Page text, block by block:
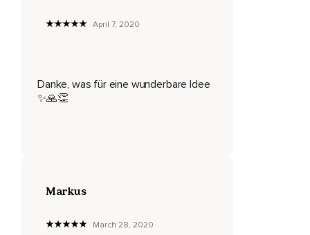
Du weißt,
Du bist bereit für jede Aufgabe.
Du bist bereit,
April 7, 2020
Danke, was für eine wunderbare Idee
✨🙏👏
Markus
March 28, 2020